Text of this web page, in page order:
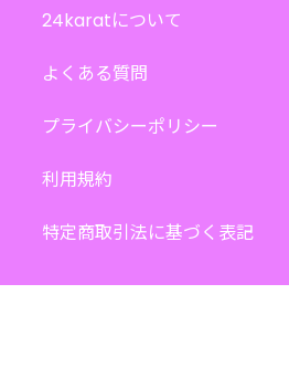
24karatについて
よくある質問
プライバシーポリシー
利用規約
特定商取引法に基づく表記